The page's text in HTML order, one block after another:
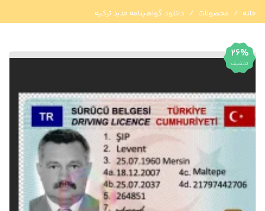
خانه محصولات دانلود گواهینامه جدید ترکیه
26%
تخفیف